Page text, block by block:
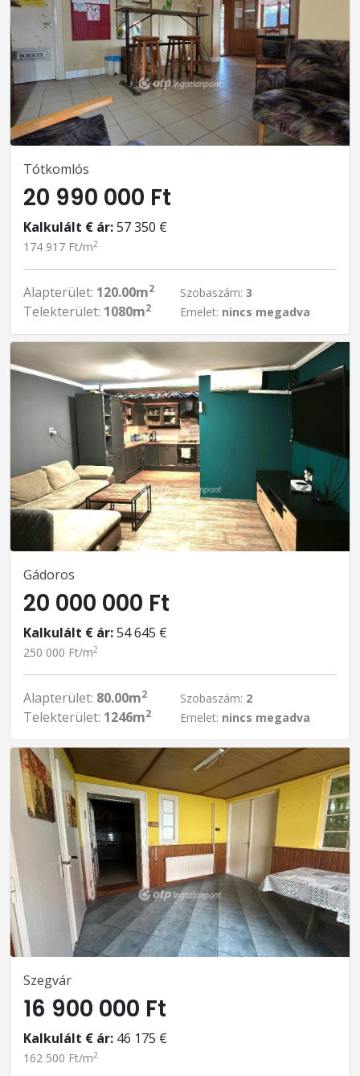
Tótkomlós
20 990 000 Ft
Kalkulált € ár:57 350 €
174 917 Ft/m2
Alapterület: 120.00m2
Telekterület: 1080m2
Szobaszám: 3
Emelet: nincs megadva
Gádoros
20 000 000 Ft
Kalkulált € ár:54 645 €
250 000 Ft/m2
Alapterület: 80.00m2
Telekterület: 1246m2
Szobaszám: 2
Emelet: nincs megadva
Szegvár
16 900 000 Ft
Kalkulált € ár: 46 175 €
162 500 Ft/m2